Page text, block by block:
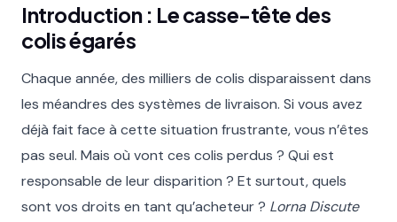
Introduction : Le casse-tête des
colis égarés
Chaque année, des milliers de colis disparaissent dans
les méandres des systèmes de livraison. Si vous avez
déjà fait face à cette situation frustrante, vous n’êtes
pas seul. Mais où vont ces colis perdus ? Qui est
responsable de leur disparition ? Et surtout, quels
sont vos droits en tant qu’acheteur ? Lorna Discute